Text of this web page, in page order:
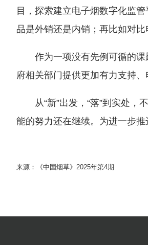
目，探索建立电子烟数字化监
品是外销还是内销；再比如对
作为一项没有先例可循的
府相关部门提供更加有力支持
从“新”出发，“落”到实处
能的努力还在继续。为进一步
来源：《中国烟草》2025年第4期